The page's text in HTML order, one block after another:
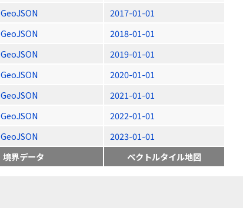
GeoJSON
2017-01-01
GeoJSON
2018-01-01
GeoJSON
2019-01-01
GeoJSON
2020-01-01
GeoJSON
2021-01-01
GeoJSON
2022-01-01
GeoJSON
2023-01-01
境界データ ベクトルタイル地図